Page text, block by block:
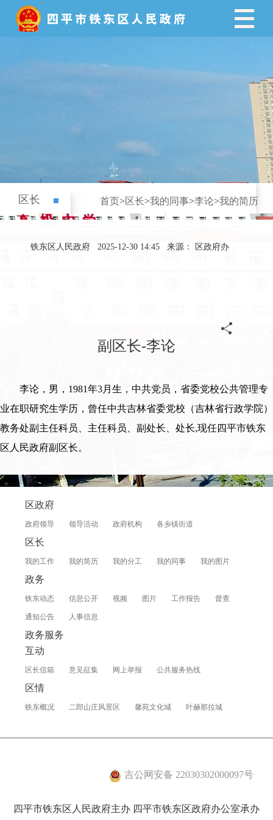
区长 首页>区长>我的同事>李论>我的简历
铁东区人民政府 2025-12-30 14:45 来源： 区政府办
副区长-李论
李论，男，1981年3月生，中共党员，省委党校公共管理专
业在职研究生学历，曾任中共吉林省委党校（吉林省行政学院）
教务处副主任科员、主任科员、副处长、处长,现任四平市铁东
区人民政府副区长。
区政府
政府领导 领导活动 政府机构 各乡镇街道
区长
我的工作 我的简历 我的分工 我的同事 我的图片
政务
铁东动态 信息公开 视频 图片 工作报告 督查
通知公告 人事信息
政务服务
互动
区长信箱 意见征集 网上举报 公共服务热线
区情
铁东概况 二郎山庄风景区 馨苑文化城 叶赫那拉城
吉公网安备 22030302000097号
四平市铁东区人民政府主办 四平市铁东区政府办公室承办